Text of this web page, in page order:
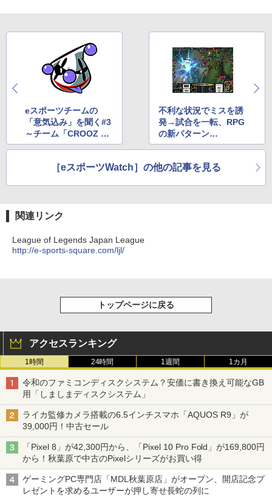
eスポーツチームの
「意気込み」を聞く#3
～チーム「CROOZ Ra
scal Jester」～
不利な状況でミスを誘
発→試合を一転、RPG
の新パターン
～試合の流れを徹底解
［eスポーツWatch］の他の記事を見る
関連リンク
League of Legends Japan League
http://e-sports-square.com/ljl/
トップページに戻る
アクセスランキング
1時間 24時間 1週間 1カ月
令和のファミコンディスクシステム？安価に書き換え可能なGB
用「しましまディスクシステム」
ライカ監修カメラ搭載の6.5インチスマホ「AQUOS R9」が
39,000円！中古セール
「Pixel 8」が42,300円から、「Pixel 10 Pro Fold」が169,800円
から！秋葉原で中古のPixelシリーズがお買い得
ゲーミングPC専門店「MDL秋葉原店」がオープン、開店記念プ
レゼントを求めるユーザーが押し寄せ長蛇の列に